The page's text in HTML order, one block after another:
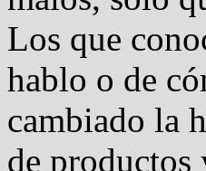
Los que
hablo o de
cambiado la
de productos